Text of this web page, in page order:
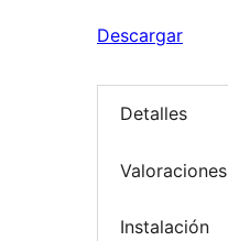
Descargar
Detalles
Valoraciones
Instalación